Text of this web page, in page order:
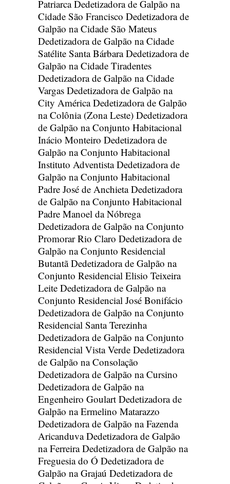
PatriarcaDedetizadora de Galpão na
Cidade São Francisco Dedetizadora de
Galpão na Cidade São Mateus
Dedetizadora de Galpão na Cidade
Satélite Santa BárbaraDedetizadora de
Galpão na Cidade Tiradentes
Dedetizadora de Galpão na Cidade
Vargas Dedetizadora de Galpão na
City AméricaDedetizadora de Galpão
na Colônia (Zona Leste) Dedetizadora
de Galpão na Conjunto Habitacional
Inácio Monteiro Dedetizadora de
Galpão na Conjunto Habitacional
Instituto AdventistaDedetizadora de
Galpão na Conjunto Habitacional
Padre José de AnchietaDedetizadora
de Galpão na Conjunto Habitacional
Padre Manoel da Nóbrega
Dedetizadora de Galpão na Conjunto
Promorar Rio Claro Dedetizadora de
Galpão na Conjunto Residencial
ButantãDedetizadora de Galpão na
Conjunto Residencial Elisio Teixeira
Leite Dedetizadora de Galpão na
Conjunto Residencial José Bonifácio
Dedetizadora de Galpão na Conjunto
Residencial Santa Terezinha
Dedetizadora de Galpão na Conjunto
Residencial Vista Verde Dedetizadora
de Galpão na Consolação
Dedetizadora de Galpão na Cursino
Dedetizadora de Galpão na
Engenheiro Goulart Dedetizadora de
Galpão na Ermelino Matarazzo
Dedetizadora de Galpão na Fazenda
AricanduvaDedetizadora de Galpão
na FerreiraDedetizadora de Galpão na
Freguesia do Ó Dedetizadora de
Galpão na Grajaú Dedetizadora de